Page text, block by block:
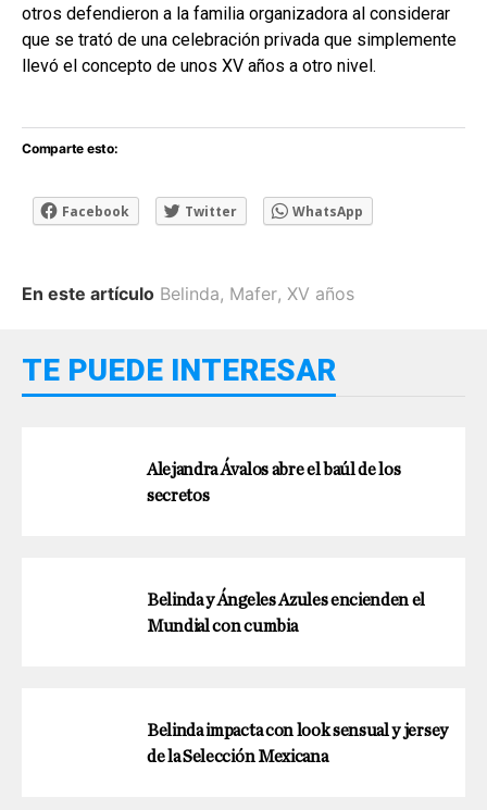
otros defendieron a la familia organizadora al considerar
que se trató de una celebración privada que simplemente
llevó el concepto de unos XV años a otro nivel.
Comparte esto:
Facebook Twitter WhatsApp
En este artículo Belinda, Mafer, XV años
TE PUEDE INTERESAR
Alejandra Ávalos abre el baúl de los
secretos
Belinda y Ángeles Azules encienden el
Mundial con cumbia
Belinda impacta con look sensual y jersey
de la Selección Mexicana